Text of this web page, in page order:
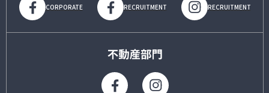
CORPORATE RECRUITMENT RECRUITMENT